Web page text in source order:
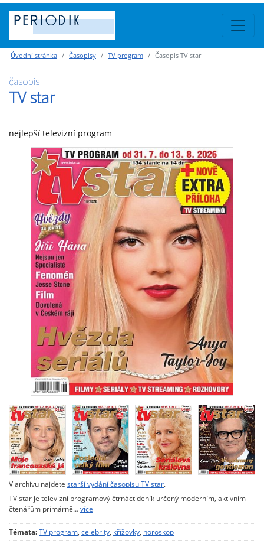
Úvodní stránka Časopisy TV program Časopis TV star
časopis
TV star
nejlepší televizní program
V archivu najdete starší vydání časopisu TV star.
TV star je televizní programový čtrnáctideník určený moderním, aktivním
čtenářům primárně…více
Témata:TV program, celebrity, křížovky, horoskop